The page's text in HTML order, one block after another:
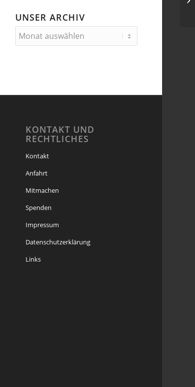
UNSER ARCHIV
KONTAKT UND
RECHTLICHES
Kontakt
Anfahrt
Mitmachen
Spenden
Impressum
Datenschutzerklärung
Links